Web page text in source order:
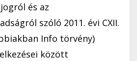
és az
szóló 2011. évi CXII.
Info törvény)
között